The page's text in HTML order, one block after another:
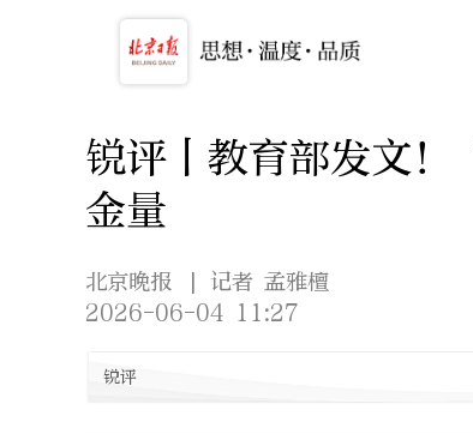
锐评丨教育部发文
金量
北京晚报
| 记者 孟雅檀
2026-06-04 11:27
锐评